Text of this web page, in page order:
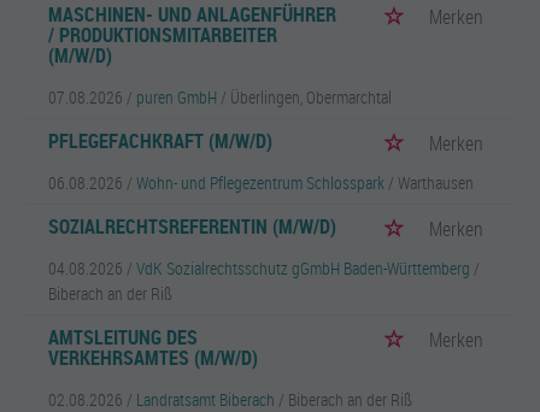
MASCHINEN- UND ANLAGENFÜHRER
/ PRODUKTIONSMITARBEITER
(M/W/D)
Merken
07.08.2026 / puren GmbH / Überlingen, Obermarchtal
PFLEGEFACHKRAFT (M/W/D) Merken
06.08.2026 / Wohn- und Pflegezentrum Schlosspark / Warthausen
SOZIALRECHTSREFERENTIN (M/W/D) Merken
04.08.2026 / VdK Sozialrechtsschutz gGmbH Baden-Württemberg /
Biberach an der Riß
AMTSLEITUNG DES
VERKEHRSAMTES (M/W/D)
Merken
02.08.2026 / Landratsamt Biberach / Biberach an der Riß